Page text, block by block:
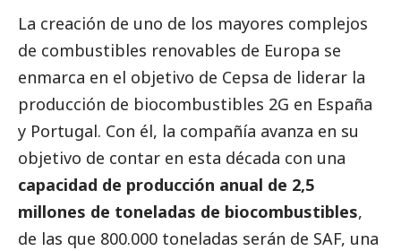
La creación de uno de los mayores complejos
de combustibles renovables de Europa se
enmarca en el objetivo de Cepsa de liderar la
producción de biocombustibles 2G en España
y Portugal. Con él, la compañía avanza en su
objetivo de contar en esta década con una
capacidad de producción anual de 2,5
millones de toneladas de biocombustibles,
de las que 800.000 toneladas serán de SAF, una